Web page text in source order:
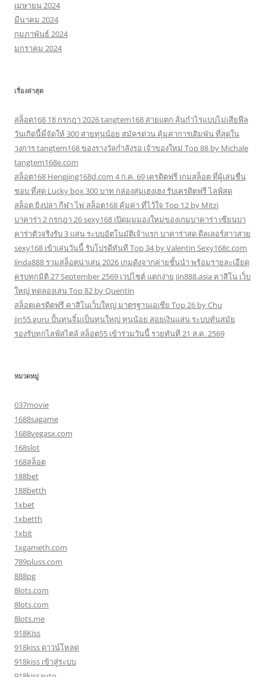
เมษายน 2024
มีนาคม 2024
กุมภาพันธ์ 2024
มกราคม 2024
เรื่องล่าสุด
สล็อต168 18 กรกฎา 2026 tangtem168 สายแตก ลุ้นกำไรแบบไม่เสียฟีล
วันเกิดนี้พี่จัดให้ 300 สายทุนน้อย สมัครด่วน คุ้มค่าการเดิมพัน ที่สุดใน
วงการ tangtem168 ของรางวัลกำลังรอ เจ้าของใหม่ Top 88 by Michale
tangtem168e.com
สล็อต168 Hengjing168d.com 4 ก.ค. 69 เครดิตฟรี เกมสล็อต ที่ผู้เล่นชื่น
ชอบ ที่สุด Lucky box 300 บาท กล่องสุ่มเฮงเฮง รับเครดิตฟรี ไลฟ์สด
สล็อต ยิงปลา กีฬา ไพ่ สล็อต168 คุ้มค่า ที่ไว้ใจ Top 12 by Mitzi
บาคาร่า 2 กรกฎา 26 sexy168 เปิดมุมมองใหม่ของเกมบาคาร่า เซียนบา
คาร่าตัวจริงรับ 3 แสน ระบบอัตโนมัติเจ้าแรก บาคาร่าสด ดีลเลอร์สาวสวย
sexy168 เข้าเล่นวันนี้ รับโปรดีทันที Top 34 by Valentin Sexy168c.com
Jinda888 รวมสล็อตน่าเล่น 2026 เกมดังจากค่ายชั้นนำ พร้อมรายละเอียด
ครบทุกมิติ 27 September 2569 เวปไซต์ แตกง่าย jin888.asia คาสิโน เว็บ
ใหญ่ ทดลองเล่น Top 82 by Quentin
สล็อตเครดิตฟรี คาสิโนเว็บใหญ่ มาตรฐานเอเชีย Top 26 by Chu
jin55.guru ปั้นทุนจิ๋มเป็นทุนใหญ่ ทุนน้อย สอยเงินแสน ระบบทันสมัย
รองรับทุกไลฟ์สไตล์ สล็อต55 เข้าร่วมวันนี้ รวยทันที 21 ส.ค. 2569
หมวดหมู่
037movie
1688sagame
1688vegasx.com
168slot
168สล็อต
188bet
188betth
1xbet
1xbetth
1xbit
1xgameth.com
789pluss.com
888pg
8lots.com
8lots.com
8lots.me
918Kiss
918kiss ดาวน์โหลด
918kiss เข้าสู่ระบบ